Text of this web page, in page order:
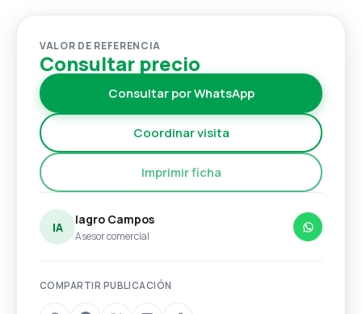
VALOR DE REFERENCIA
Consultar precio
Consultar por WhatsApp
Coordinar visita
Imprimir ficha
IA
Iagro Campos
Asesor comercial
COMPARTIR PUBLICACIÓN